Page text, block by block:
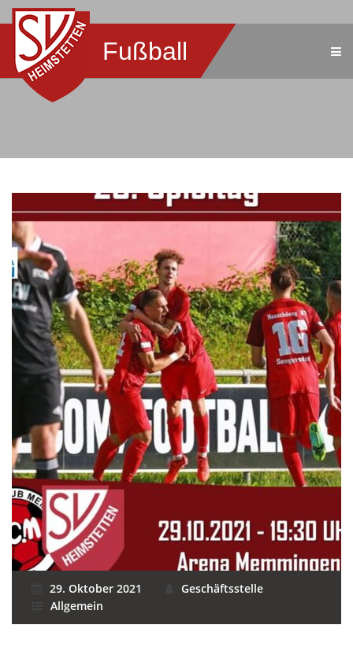
Fußball
29. Oktober 2021
Geschäftsstelle
Allgemein